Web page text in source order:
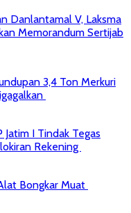
Danlantamal V, Laksma
Memorandum Sertijab
3,4 Ton Merkuri
Jatim I Tindak Tegas
Rekening
Bongkar Muat